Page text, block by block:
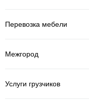
Перевозка мебели
Межгород
Услуги грузчиков